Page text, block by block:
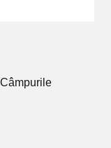
Câmpurile